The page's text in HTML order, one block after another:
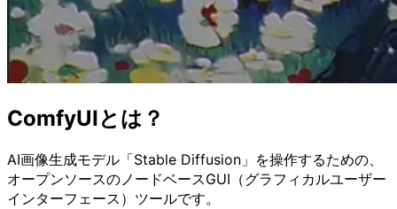
ComfyUIとは？
AI画像生成モデル「Stable Diffusion」を操作するための、
オープンソースのノードベースGUI（グラフィカルユーザー
インターフェース）ツールです。